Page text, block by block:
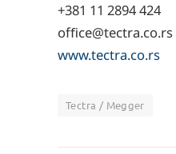
+381 11 2894 424
ofﬁce@tectra.co.rs
www.tectra.co.rs
Tectra / Megger